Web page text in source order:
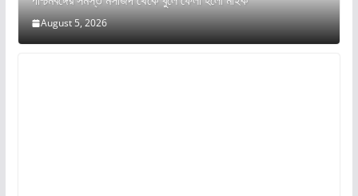
August 5, 2026